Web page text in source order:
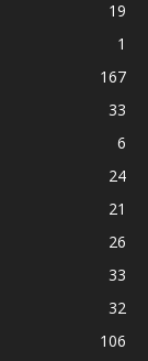
19
1
167
33
6
24
21
26
33
32
106